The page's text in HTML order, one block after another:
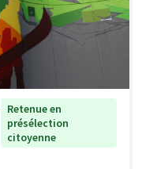
Retenue en
présélection
citoyenne